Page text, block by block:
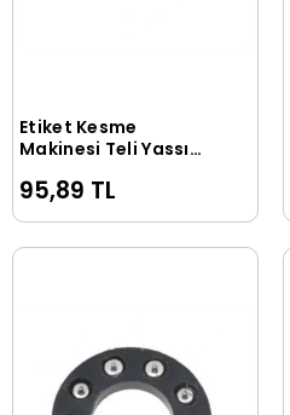
Sepete Ekle
Etiket Kesme
Makinesi Teli Yassı
6,00x0,20mm
95,89 TL